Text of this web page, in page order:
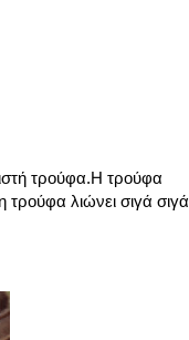
τρούφα.Η τρούφα
τρούφα λιώνει σιγά σιγά